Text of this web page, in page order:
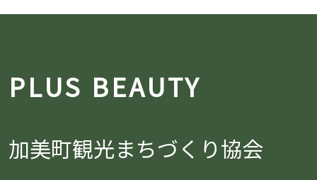
PLUS BEAUTY
加美町観光まちづくり協会